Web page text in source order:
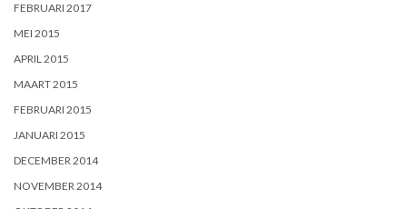
FEBRUARI 2017
MEI 2015
APRIL 2015
MAART 2015
FEBRUARI 2015
JANUARI 2015
DECEMBER 2014
NOVEMBER 2014